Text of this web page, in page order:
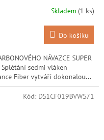
Skladem (1 ks)
Do košíku
NÁVAZCE SUPER
Splétání sedmi vláken
Fiber vytváří dokonalou...
Kód: DS1CF019BVWS71